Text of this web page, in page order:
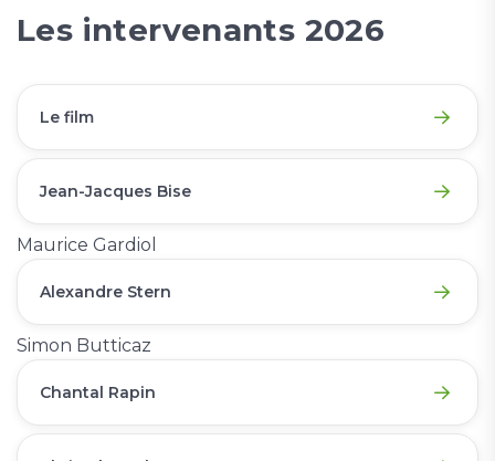
Les intervenants 2026
Le film
Jean-Jacques Bise
Maurice Gardiol
Alexandre Stern
Simon Butticaz
Chantal Rapin